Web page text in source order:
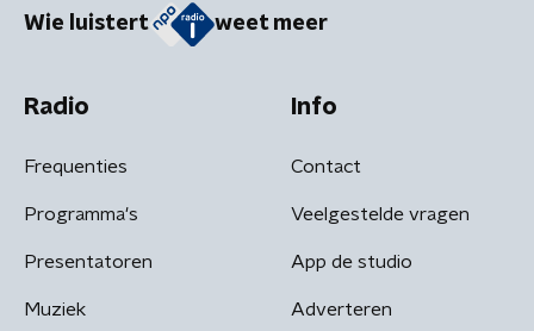
Wie luistert weet meer
Radio
Frequenties
Programma's
Presentatoren
Muziek
Info
Contact
Veelgestelde vragen
App de studio
Adverteren